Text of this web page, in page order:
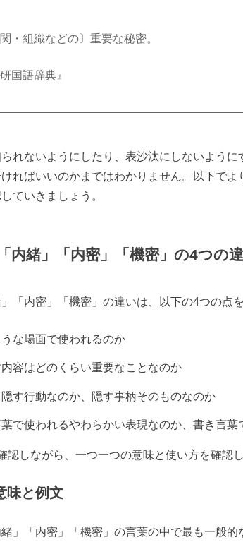
・組織などの〕重要な秘密。
国語辞典』
れないようにしたり、表沙汰にしないよう
ればいいのかまではわかりません。以下で
ていきましょう。
内緒」「内密」「機密」の4つの
」「内密」「機密」の違いは、以下の4つの点
な場面で使われるのか
容はどのくらい重要なことなのか
す行動なのか、隠す事柄そのものなのか
で使われるやわらかい表現なのか、書き言葉
認しながら、一つ一つの意味と使い方を確認
味と例文
緒」「内密」「機密」の言葉の中で最も一般